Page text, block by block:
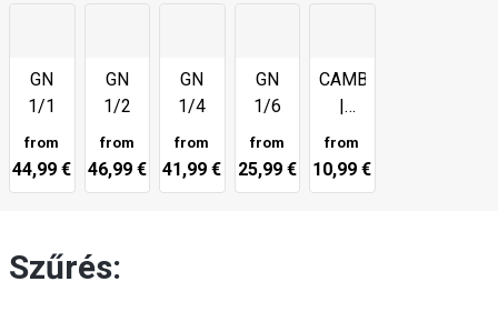
GN
1/1
from
44,99 €
GN
1/2
from
46,99 €
GN
1/4
from
41,99 €
GN
1/6
from
25,99 €
CAMBRO
|
Camview®
GN
tartály
from
10,99 €
Szűrés: